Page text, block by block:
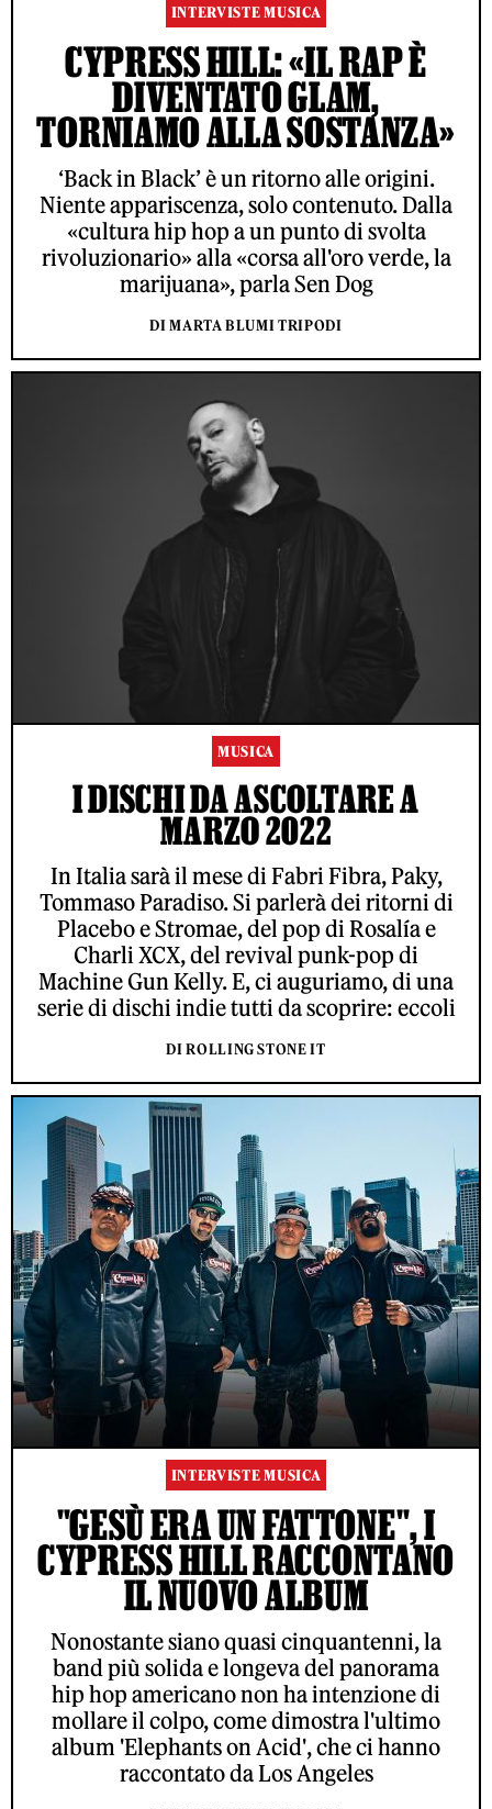
INTERVISTE MUSICA
CYPRESS HILL: «IL RAP È
DIVENTATO GLAM,
TORNIAMO ALLA SOSTANZA»
‘Back in Black’ è un ritorno alle origini.
Niente appariscenza, solo contenuto. Dalla
«cultura hip hop a un punto di svolta
rivoluzionario» alla «corsa all'oro verde, la
marijuana», parla Sen Dog
DI MARTA BLUMI TRIPODI
MUSICA
I DISCHI DA ASCOLTARE A
MARZO 2022
In Italia sarà il mese di Fabri Fibra, Paky,
Tommaso Paradiso. Si parlerà dei ritorni di
Placebo e Stromae, del pop di Rosalía e
Charli XCX, del revival punk-pop di
Machine Gun Kelly. E, ci auguriamo, di una
serie di dischi indie tutti da scoprire: eccoli
DI ROLLING STONE IT
INTERVISTE MUSICA
"GESÙ ERA UN FATTONE", I
CYPRESS HILL RACCONTANO
IL NUOVO ALBUM
Nonostante siano quasi cinquantenni, la
band più solida e longeva del panorama
hip hop americano non ha intenzione di
mollare il colpo, come dimostra l'ultimo
album 'Elephants on Acid', che ci hanno
raccontato da Los Angeles